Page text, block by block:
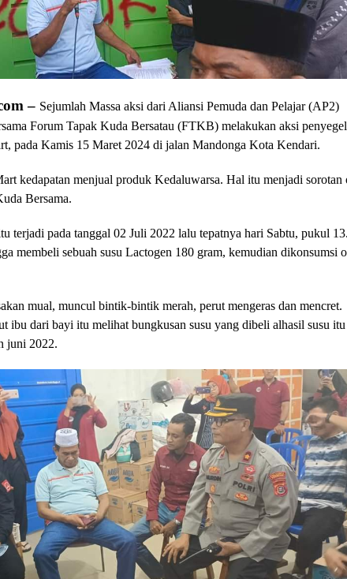
– Sejumlah Massa aksi dari Aliansi Pemuda dan Pelajar (AP2)
Forum Tapak Kuda Bersatau (FTKB) melakukan aksi
pada Kamis 15 Maret 2024 di jalan Mandonga Kota Kendari.
kedapatan menjual produk Kedaluwarsa. Hal itu menjadi sorotan
Bersama.
terjadi pada tanggal 02 Juli 2022 lalu tepatnya hari Sabtu, pukul
membeli sebuah susu Lactogen 180 gram, kemudian dikonsumsi
mual, muncul bintik-bintik merah, perut mengeras dan mencret.
ibu dari bayi itu melihat bungkusan susu yang dibeli alhasil susu itu
juni 2022.